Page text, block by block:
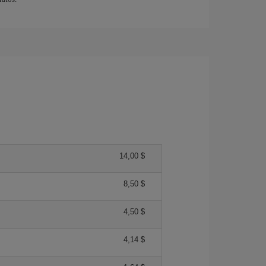
14,00 $
8,50 $
4,50 $
4,14 $